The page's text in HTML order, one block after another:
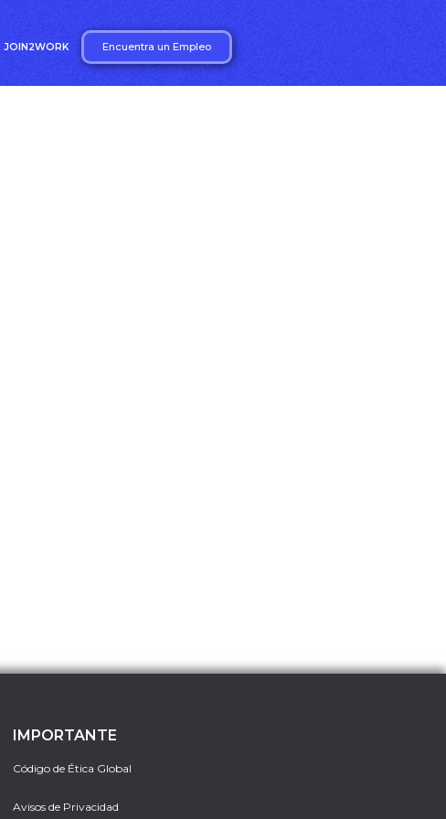
JOIN2WORK Encuentra un Empleo
IMPORTANTE
Código de Ética Global
Avisos de Privacidad